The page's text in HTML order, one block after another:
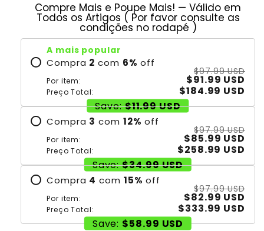
Compre Mais e Poupe Mais! — Válido em
Todos os Artigos ( Por favor consulte as
condições no rodapé )
A mais popular
Compra 2 com 6% off
Por item:
$97.99 USD
$91.99 USD
Preço Total:
$184.99 USD
Save: $11.99 USD
Compra 3 com 12% off
Por item:
$97.99 USD
$85.99 USD
Preço Total:
$258.99 USD
Save: $34.99 USD
Compra 4 com 15% off
Por item:
$97.99 USD
$82.99 USD
Preço Total:
$333.99 USD
Save: $58.99 USD